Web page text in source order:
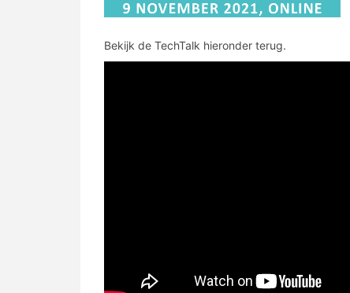
Bekijk de TechTalk hieronder terug.